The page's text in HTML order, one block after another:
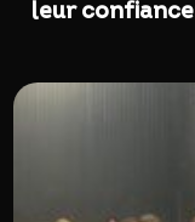
leur confiance